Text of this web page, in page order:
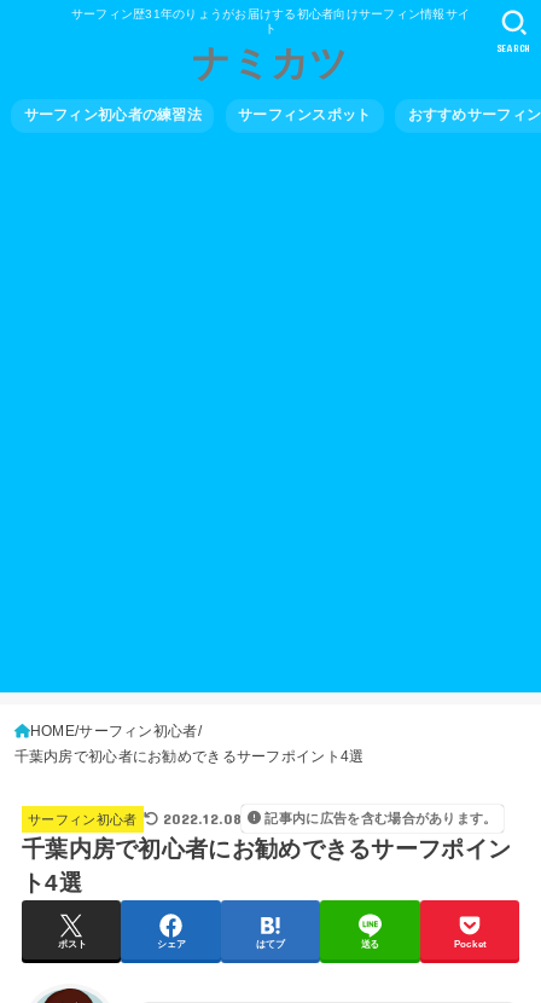
サーフィン歴31年のりょうがお届けする初心者向けサーフィン情報サイ
ト
ナミカツ
サーフィン初心者の練習法 サーフィンスポット おすすめサーフィ
SEARCH
HOME サーフィン初心者
千葉内房で初心者にお勧めできるサーフポイント4選
サーフィン初心者 2022.12.08 記事内に広告を含む場合があります。
千葉内房で初心者にお勧めできるサーフポイン
ト4選
ポスト シェア はてブ 送る Pocket